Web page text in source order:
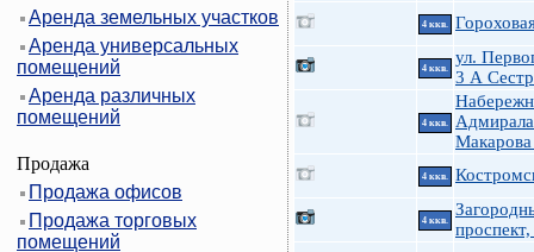
Аренда земельных участков
Аренда универсальных
помещений
Аренда различных
помещений
Продажа
Продажа офисов
Продажа торговых
помещений
4 ккв.
4 ккв.
ул.
3 А
4 ккв.
Адмирала
4 ккв.
4 ккв.